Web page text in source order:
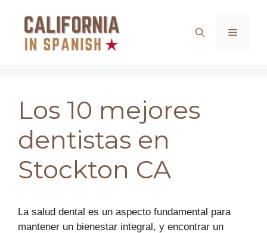
contenido
Menú
Los 10 mejores
dentistas en
Stockton CA
La salud dental es un aspecto fundamental para
mantener un bienestar integral, y encontrar un